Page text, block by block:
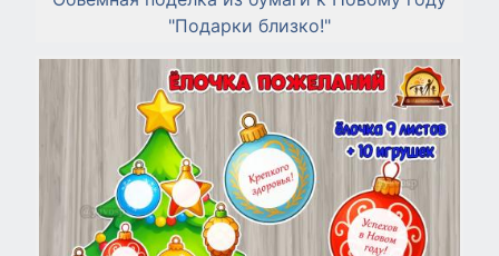
"Подарки близко!"